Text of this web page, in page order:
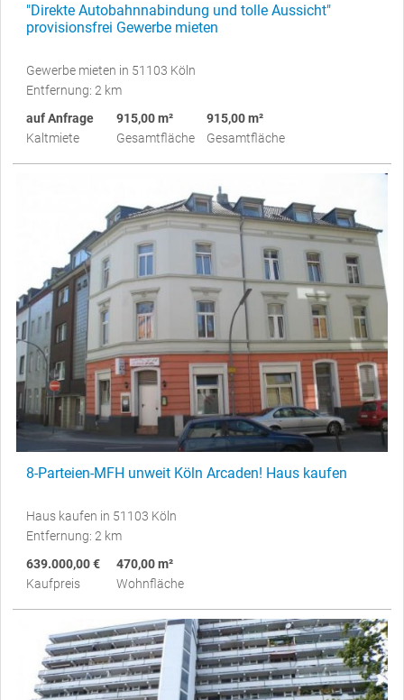
"Direkte Autobahnnabindung und tolle Aussicht"
provisionsfrei Gewerbe mieten
Gewerbe mieten in 51103 Köln
Entfernung: 2 km
auf Anfrage
Kaltmiete
915,00 m²
Gesamtfläche
915,00 m²
Gesamtfläche
8-Parteien-MFH unweit Köln Arcaden! Haus kaufen
Haus kaufen in 51103 Köln
Entfernung: 2 km
639.000,00 €
Kaufpreis
470,00 m²
Wohnfläche